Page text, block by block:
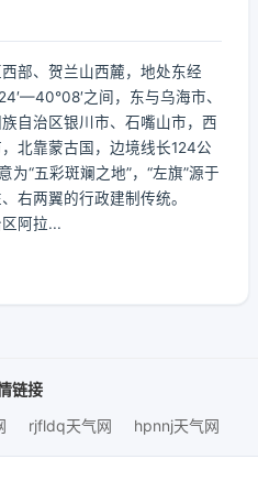
部、贺兰山西麓，地处东经
之间，东与乌海市、
自治区银川市、石嘴山市，西
北靠蒙古国，边境线长124公
为“五彩斑斓之地”，“左旗”源于
右两翼的行政建制传统。
阿拉...
链接
rjfldq天气网 hpnnj天气网